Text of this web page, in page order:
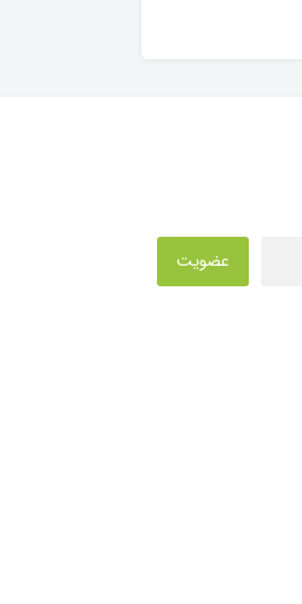
عضویت